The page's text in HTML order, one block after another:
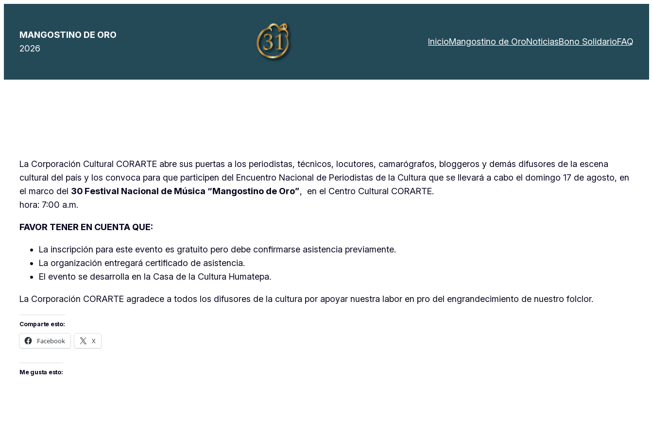
contenido
MANGOSTINO DE ORO
2026
InicioMangostino de OroNoticiasBono SolidarioFAQ
La Corporación Cultural CORARTE abre sus puertas a los periodistas, técnicos, locutores, camarógrafos, bloggeros y demás difusores de la escena
cultural del país y los convoca para que participen del Encuentro Nacional de Periodistas de la Cultura que se llevará a cabo el domingo 17 de agosto, en
el marco del 30 Festival Nacional de Música “Mangostino de Oro”, en el Centro Cultural CORARTE.
hora: 7:00 a.m.
FAVOR TENER EN CUENTA QUE:
La inscripción para este evento es gratuito pero debe confirmarse asistencia previamente.
La organización entregará certificado de asistencia.
El evento se desarrolla en la Casa de la Cultura Humatepa.
La Corporación CORARTE agradece a todos los difusores de la cultura por apoyar nuestra labor en pro del engrandecimiento de nuestro folclor.
Comparte esto:
Facebook X
Me gusta esto: